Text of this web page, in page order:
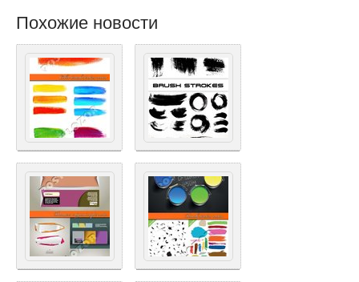
Похожие новости